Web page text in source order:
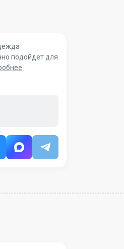
подойдет для